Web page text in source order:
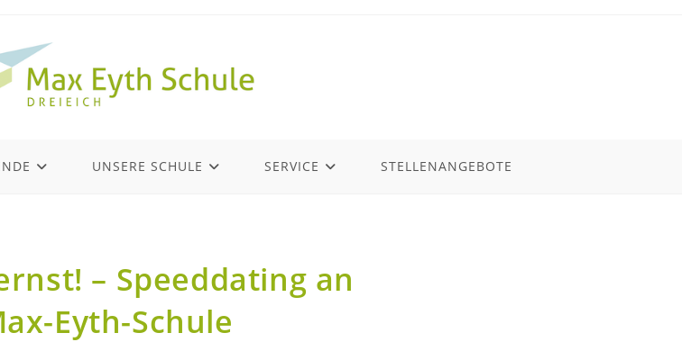
UNSERE SCHULE SERVICE STELLENANGEBOTE
– Speeddating an
Eyth-Schule